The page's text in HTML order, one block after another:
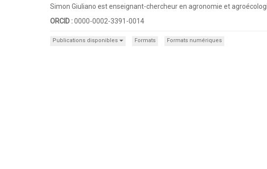
Simon Giuliano est enseignant-chercheur en agronomie et
ORCID :0000-0002-3391-0014
Publications disponibles Formats Formats numériques